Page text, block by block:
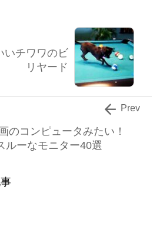
いチワワのビ
リヤード
のコンピュータみたい！
ルーなモニター40選
 Prev